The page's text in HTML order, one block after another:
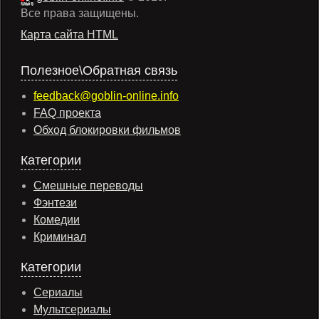
Все права защищены.
Карта сайта HTML
Полезное\Обратная связь
feedback@goblin-online.info
FAQ проекта
Обход блокировки фильмов
Категории
Смешные переводы
Фэнтези
Комедии
Криминал
Категории
Сериалы
Мультсериалы